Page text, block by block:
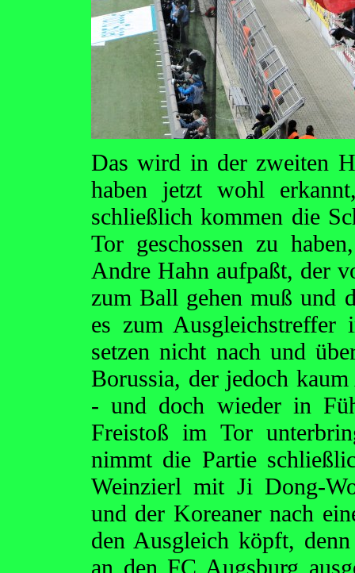
Das wird in der zweiten
haben jetzt wohl
schließlich kommen die
Tor geschossen zu
Andre Hahn aufpaßt, der
zum Ball gehen muß und
es zum Ausgleichstreffer
setzen nicht nach und
Borussia, der jedoch
- und doch wieder in
Freistoß im Tor
nimmt die Partie
Weinzierl mit Ji Dong-
und der Koreaner nach
den Ausgleich köpft,
an den FC Augsburg